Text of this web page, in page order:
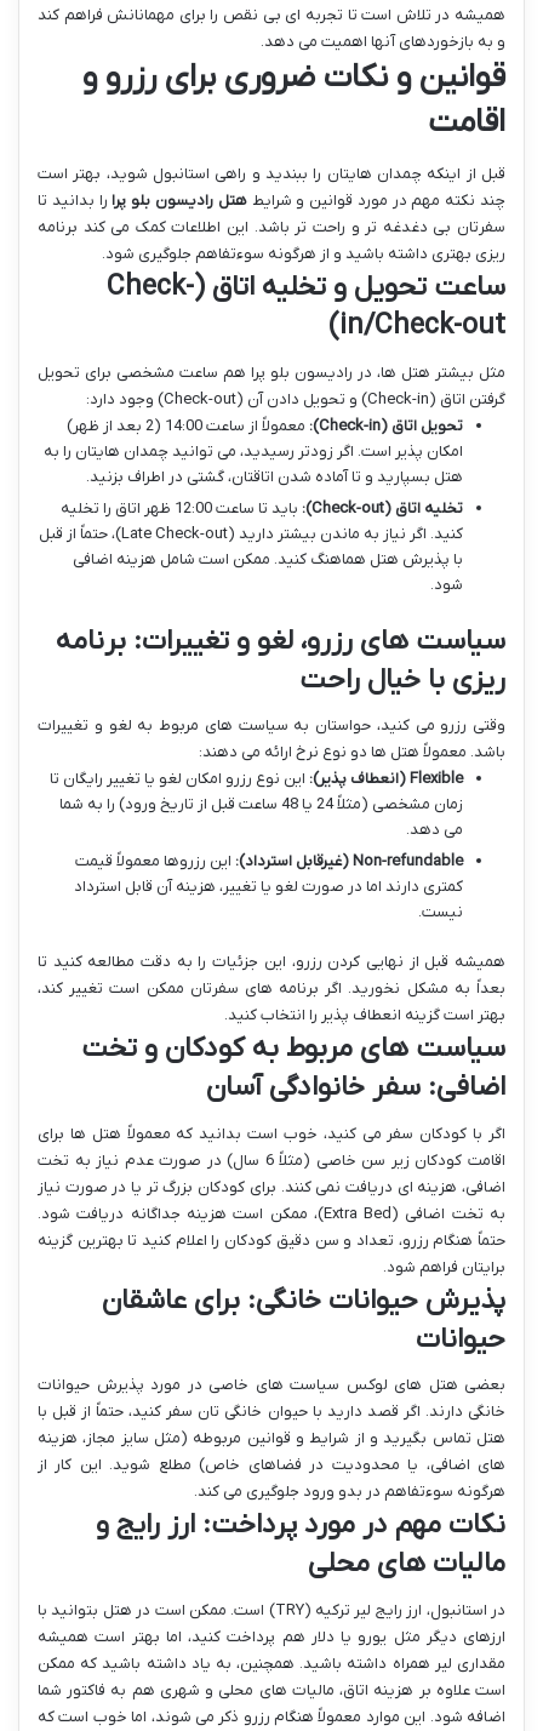
همیشه در تلاش است تا تجربه ای بی نقص را برای مهمانانش فراهم کند
و به بازخوردهای آنها اهمیت می دهد.
قوانین و نکات ضروری برای رزرو و
اقامت
قبل از اینکه چمدان هایتان را ببندید و راهی استانبول شوید، بهتر است
چند نکته مهم در مورد قوانین و شرایطهتل رادیسون بلو پرا را بدانید تا
سفرتان بی دغدغه تر و راحت تر باشد. این اطلاعات کمک می کند برنامه
ریزی بهتری داشته باشید و از هرگونه سوءتفاهم جلوگیری شود.
ساعت تحویل و تخلیه اتاق (Check-
in/Check-out)
مثل بیشتر هتل ها، در رادیسون بلو پرا هم ساعت مشخصی برای تحویل
گرفتن اتاق (Check-in) و تحویل دادن آن (Check-out) وجود دارد:
تحویل اتاق (Check-in):
معمولاً از ساعت 14:00 (2 بعد از ظهر)
امکان پذیر است. اگر زودتر رسیدید، می توانید چمدان هایتان را به
هتل بسپارید و تا آماده شدن اتاقتان، گشتی در اطراف بزنید.
تخلیه اتاق (Check-out):
باید تا ساعت 12:00 ظهر اتاق را تخلیه
کنید. اگر نیاز به ماندن بیشتر دارید (Late Check-out)، حتماً از قبل
با پذیرش هتل هماهنگ کنید. ممکن است شامل هزینه اضافی
شود.
سیاست های رزرو، لغو و تغییرات: برنامه
ریزی با خیال راحت
وقتی رزرو می کنید، حواستان به سیاست های مربوط به لغو و تغییرات
باشد. معمولاً هتل ها دو نوع نرخ ارائه می دهند:
Flexible (انعطاف پذیر):
این نوع رزرو امکان لغو یا تغییر رایگان تا
زمان مشخصی (مثلاً 24 یا 48 ساعت قبل از تاریخ ورود) را به شما
می دهد.
Non-refundable (غیرقابل استرداد):
این رزروها معمولاً قیمت
کمتری دارند اما در صورت لغو یا تغییر، هزینه آن قابل استرداد
نیست.
همیشه قبل از نهایی کردن رزرو، این جزئیات را به دقت مطالعه کنید تا
بعداً به مشکل نخورید. اگر برنامه های سفرتان ممکن است تغییر کند،
بهتر است گزینه انعطاف پذیر را انتخاب کنید.
سیاست های مربوط به کودکان و تخت
اضافی: سفر خانوادگی آسان
اگر با کودکان سفر می کنید، خوب است بدانید که معمولاً هتل ها برای
اقامت کودکان زیر سن خاصی (مثلاً 6 سال) در صورت عدم نیاز به تخت
اضافی، هزینه ای دریافت نمی کنند. برای کودکان بزرگ تر یا در صورت نیاز
به تخت اضافی (Extra Bed)، ممکن است هزینه جداگانه دریافت شود.
حتماً هنگام رزرو، تعداد و سن دقیق کودکان را اعلام کنید تا بهترین گزینه
برایتان فراهم شود.
پذیرش حیوانات خانگی: برای عاشقان
حیوانات
بعضی هتل های لوکس سیاست های خاصی در مورد پذیرش حیوانات
خانگی دارند. اگر قصد دارید با حیوان خانگی تان سفر کنید، حتماً از قبل با
هتل تماس بگیرید و از شرایط و قوانین مربوطه (مثل سایز مجاز، هزینه
های اضافی، یا محدودیت در فضاهای خاص) مطلع شوید. این کار از
هرگونه سوءتفاهم در بدو ورود جلوگیری می کند.
نکات مهم در مورد پرداخت: ارز رایج و
مالیات های محلی
در استانبول، ارز رایج لیر ترکیه (TRY) است. ممکن است در هتل بتوانید با
ارزهای دیگر مثل یورو یا دلار هم پرداخت کنید، اما بهتر است همیشه
مقداری لیر همراه داشته باشید. همچنین، به یاد داشته باشید که ممکن
است علاوه بر هزینه اتاق، مالیات های محلی و شهری هم به فاکتور شما
اضافه شود. این موارد معمولاً هنگام رزرو ذکر می شوند، اما خوب است که